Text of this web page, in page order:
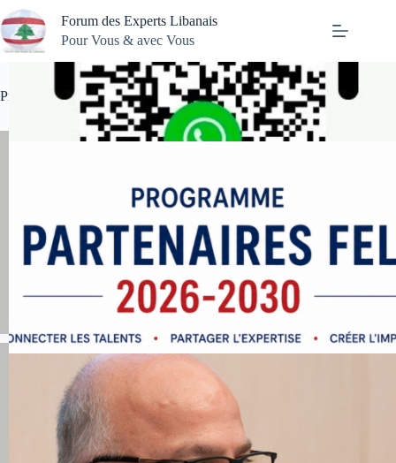
Passer
au
contenu
Forum des Experts Libanais
Pour Vous & avec Vous
Prochains événements